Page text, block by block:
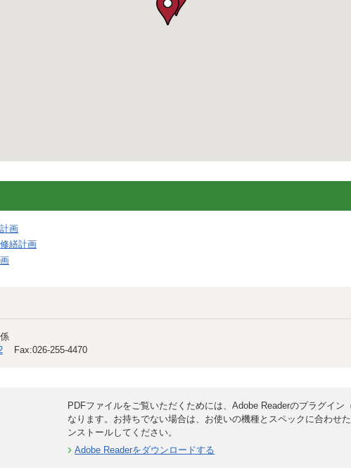
画
繕計画
Fax:026-255-4470
PDFファイルをご覧いただくためには、Adobe Readerのプラグイン
なります。お持ちでない場合は、お使いの機種とスペックに合わせ
ンストールしてください。
Adobe Readerをダウンロードする